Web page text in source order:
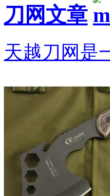
刀网文章
天越刀网是